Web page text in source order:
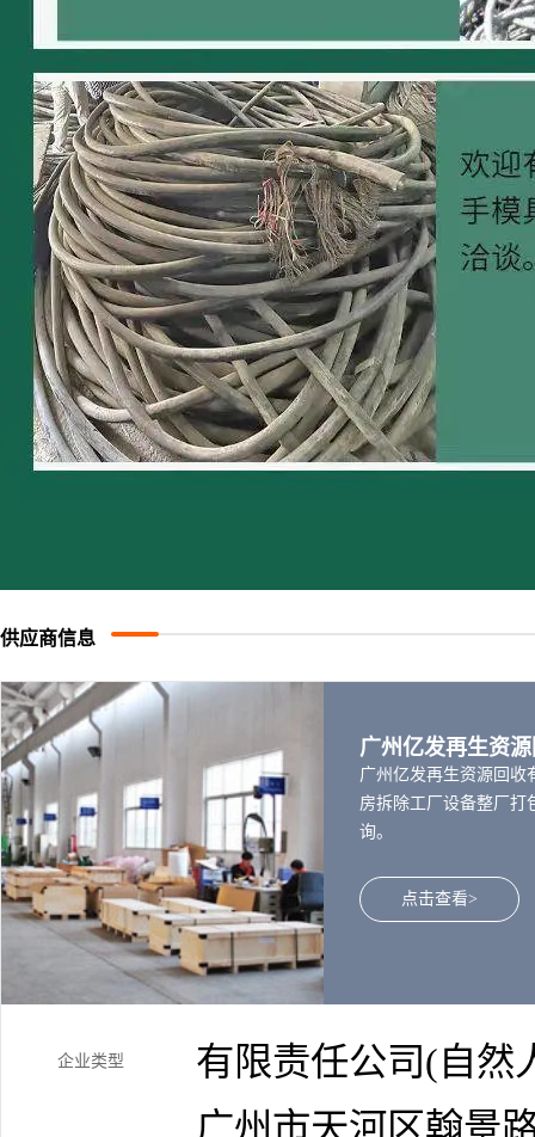
供应商信息
广州亿发再生资
广州亿发再生资源回收
房拆除工厂设备整厂打
询。
点击查看>
企业类型
有限责任公司(自然
广州市天河区翰景